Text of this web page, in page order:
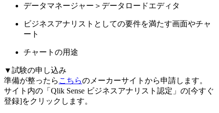
データマネージャー＞データロードエディタ
ビジネスアナリストとしての要件を満たす画面やチャ
ート
チャートの用途
▼試験の申し込み
準備が整ったら こちらのメーカーサイトから申請します。
サイト内の「Qlik Sense ビジネスアナリスト認定」の[今すぐ
登録]をクリックします。